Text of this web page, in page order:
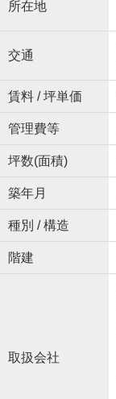
所在地
交通
賃料 / 坪単価
管理費等
坪数(面積)
築年月
種別 / 構造
階建
取扱会社